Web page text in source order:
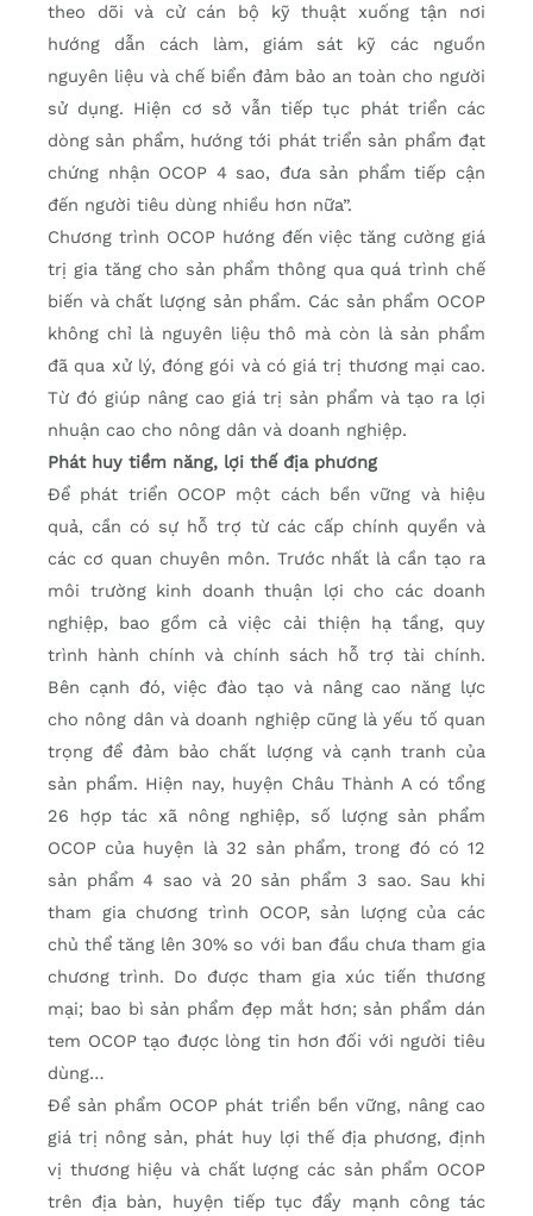
theo dõi và cử cán bộ kỹ thuật xuống tận nơi
hướng dẫn cách làm, giám sát kỹ các nguồn
nguyên liệu và chế biển đảm bảo an toàn cho người
sử dụng. Hiện cơ sở vẫn tiếp tục phát triển các
dòng sản phẩm, hướng tới phát triển sản phẩm đạt
chứng nhận OCOP 4 sao, đưa sản phẩm tiếp cận
đến người tiêu dùng nhiều hơn nữa”.
Chương trình OCOP hướng đến việc tăng cường giá
trị gia tăng cho sản phẩm thông qua quá trình chế
biến và chất lượng sản phẩm. Các sản phẩm OCOP
không chỉ là nguyên liệu thô mà còn là sản phẩm
đã qua xử lý, đóng gói và có giá trị thương mại cao.
Từ đó giúp nâng cao giá trị sản phẩm và tạo ra lợi
nhuận cao cho nông dân và doanh nghiệp.
Phát huy tiềm năng, lợi thế địa phương
Để phát triển OCOP một cách bền vững và hiệu
quả, cần có sự hỗ trợ từ các cấp chính quyền và
các cơ quan chuyên môn. Trước nhất là cần tạo ra
môi trường kinh doanh thuận lợi cho các doanh
nghiệp, bao gồm cả việc cải thiện hạ tầng, quy
trình hành chính và chính sách hỗ trợ tài chính.
Bên cạnh đó, việc đào tạo và nâng cao năng lực
cho nông dân và doanh nghiệp cũng là yếu tố quan
trọng để đảm bảo chất lượng và cạnh tranh của
sản phẩm. Hiện nay, huyện Châu Thành A có tổng
26 hợp tác xã nông nghiệp, số lượng sản phẩm
OCOP của huyện là 32 sản phẩm, trong đó có 12
sản phẩm 4 sao và 20 sản phẩm 3 sao. Sau khi
tham gia chương trình OCOP, sản lượng của các
chủ thể tăng lên 30% so với ban đầu chưa tham gia
chương trình. Do được tham gia xúc tiến thương
mại; bao bì sản phẩm đẹp mắt hơn; sản phẩm dán
tem OCOP tạo được lòng tin hơn đối với người tiêu
dùng…
Để sản phẩm OCOP phát triển bền vững, nâng cao
giá trị nông sản, phát huy lợi thế địa phương, định
vị thương hiệu và chất lượng các sản phẩm OCOP
trên địa bàn, huyện tiếp tục đẩy mạnh công tác